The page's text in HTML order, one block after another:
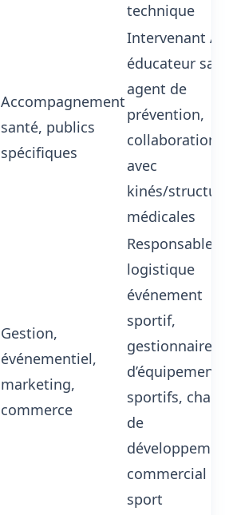
technique
Accompagnement
santé, publics
spécifiques
Intervenant
éducateur
agent de
prévention,
collaboration
avec
kinés/
médicales
Gestion,
événementiel,
marketing,
commerce
Responsable
logistique
événement
sportif,
gestionnaire
sportifs,
de
commercial
sport